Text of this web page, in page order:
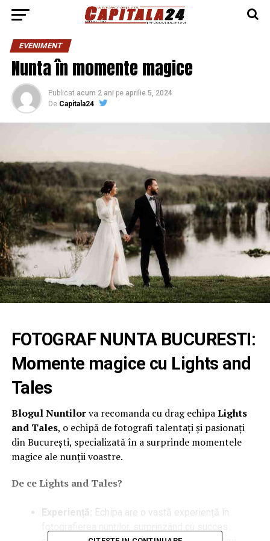
EVENIMENT
Nunta în momente magice
Publicat acum 2 ani pe aprilie 5, 2024
De Capitala24
FOTOGRAF NUNTA BUCURESTI:
Momente magice cu Lights and
Tales
Blogul Nuntilorva recomanda cu drag echipaLights
and Tales, o echipă de fotografi talentați și pasionați
din București, specializată în a surprinde momentele
magice ale nunții voastre.
De ce Lights and Tales?
Experiență: Echipa are o vastă experiență în